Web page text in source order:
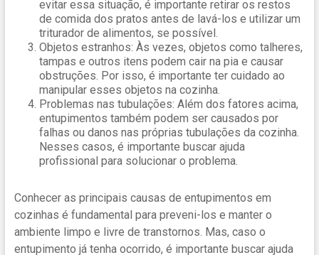
evitar essa situação, é importante retirar os restos
de comida dos pratos antes de lavá-los e utilizar um
triturador de alimentos, se possível.
Objetos estranhos: Às vezes, objetos como talheres,
tampas e outros itens podem cair na pia e causar
obstruções. Por isso, é importante ter cuidado ao
manipular esses objetos na cozinha.
Problemas nas tubulações: Além dos fatores acima,
entupimentos também podem ser causados por
falhas ou danos nas próprias tubulações da cozinha.
Nesses casos, é importante buscar ajuda
profissional para solucionar o problema.
Conhecer as principais causas de entupimentos em
cozinhas é fundamental para preveni-los e manter o
ambiente limpo e livre de transtornos. Mas, caso o
entupimento já tenha ocorrido, é importante buscar ajuda